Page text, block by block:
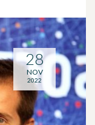
28
NOV
2022